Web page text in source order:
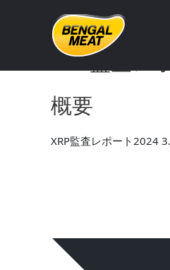
XRP監査レ
概要
XRP監査レポート2024